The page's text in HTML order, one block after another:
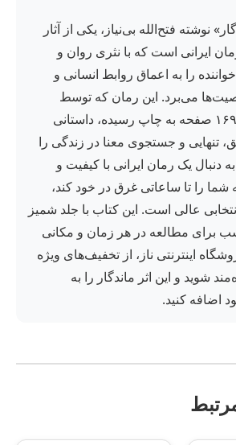
نوشته فتح‌الله بی‌نیاز، یکی از آثار
ایرانی است که با نثری روان و
را به اعماق روابط انسانی و
می‌برد. این رمان که توسط
انتشارات توس در ۱۶۹ صفحه به چاپ رسیده، داستانی
تنهایی و جستجوی معنا در زندگی را
دنبال یک رمان ایرانی با کیفیت و
را تا ساعاتی غرق در خود کند،
عالی است. این کتاب با جلد شمیز
برای مطالعه در هر زمان و مکانی
اینترنتی ناز، از تخفیف‌های ویژه
شوید و این اثر ماندگار را به
اضافه کنید.